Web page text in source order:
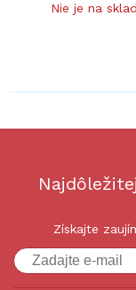
Nie je na
Získajte